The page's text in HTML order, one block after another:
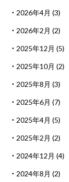
2026年4月 (3)
2026年2月 (2)
2025年12月 (5)
2025年10月 (2)
2025年8月 (3)
2025年6月 (7)
2025年4月 (5)
2025年2月 (2)
2024年12月 (4)
2024年8月 (2)